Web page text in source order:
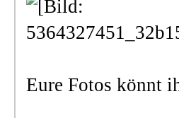
Eure Fotos könnt